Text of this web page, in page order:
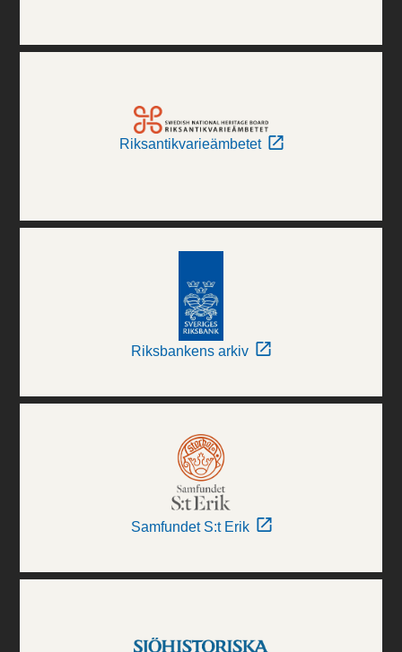
Riksantikvarieämbetet
Riksbankens arkiv
Samfundet S:t Erik